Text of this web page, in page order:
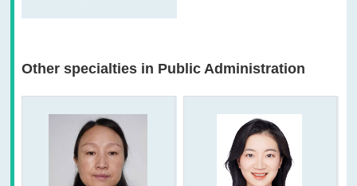
Other specialties in Public Administration